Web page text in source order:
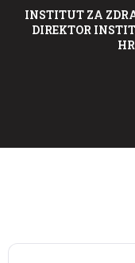
INSTITUT ZA
DIREKTOR